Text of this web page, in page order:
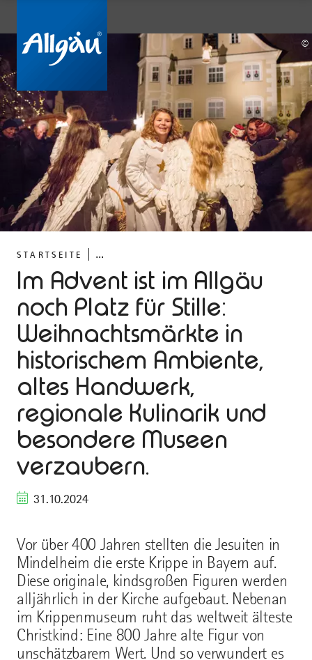
STARTSEITE ...
Im Advent ist im Allgäu
noch Platz für Stille:
Weihnachtsmärkte in
historischem Ambiente,
altes Handwerk,
regionale Kulinarik und
besondere Museen
verzaubern.
31.10.2024
©
Vor über 400 Jahren stellten die Jesuiten in
Mindelheim die erste Krippe in Bayern auf.
Diese originale, kindsgroßen Figuren werden
alljährlich in der Kirche aufgebaut. Nebenan
im Krippenmuseum ruht das weltweit älteste
Christkind: Eine 800 Jahre alte Figur von
unschätzbarem Wert. Und so verwundert es